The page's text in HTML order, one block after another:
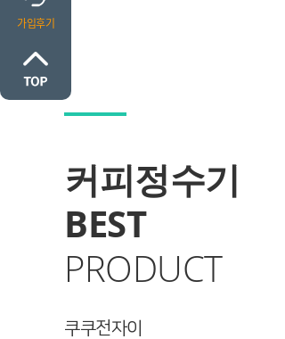
커피정수기
BEST
PRODUCT
쿠쿠전자이
CP-ABSC100G
인스퓨어 STEAM 100 바리스타
월 13,950 원12개월 후 월27,900
532 건
가입후기